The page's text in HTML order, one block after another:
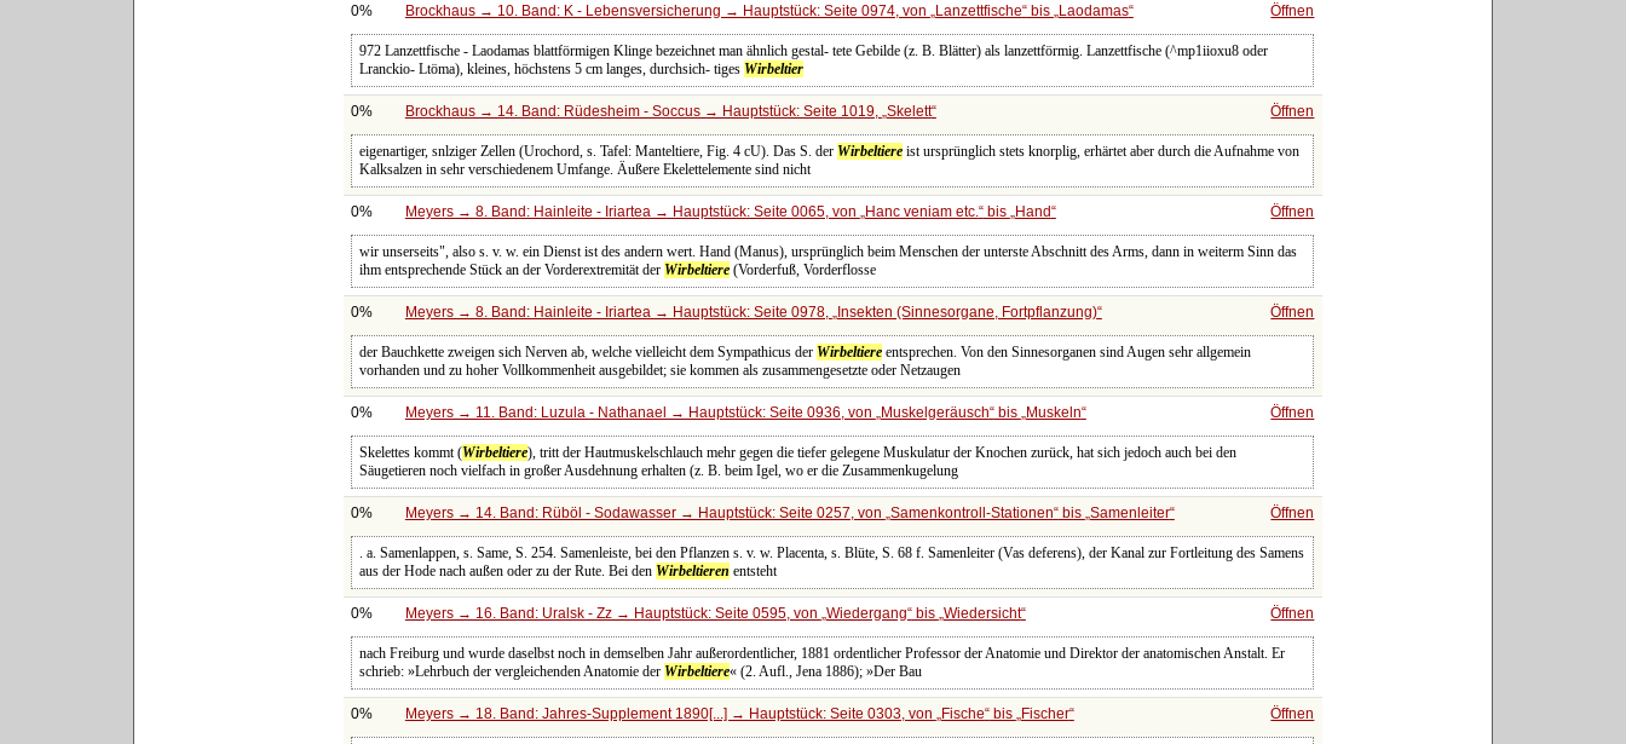
0% Brockhaus → 10. Band: K - Lebensversicherung → Hauptstück: Seite 0974, von Lanzettfische bis Laodamas Öffnen
972 Lanzettfische - Laodamas blattförmigen Klinge bezeichnet man ähnlich gestal- tete Gebilde (z. B. Blätter) als lanzettförmig. Lanzettfische (^mp1iioxu8 oder
Lranckio- Ltöma), kleines, höchstens 5 cm langes, durchsich- tiges Wirbeltier
0% Brockhaus → 14. Band: Rüdesheim - Soccus → Hauptstück: Seite 1019, Skelett Öffnen
eigenartiger, snlziger Zellen (Urochord, s. Tafel: Manteltiere, Fig. 4 cU). Das S. der Wirbeltiere ist ursprünglich stets knorplig, erhärtet aber durch die Aufnahme von
Kalksalzen in sehr verschiedenem Umfange. Äußere Ekelettelemente sind nicht
0% Meyers → 8. Band: Hainleite - Iriartea → Hauptstück: Seite 0065, von Hanc veniam etc. bis Hand Öffnen
wir unserseits", also s. v. w. ein Dienst ist des andern wert. Hand (Manus), ursprünglich beim Menschen der unterste Abschnitt des Arms, dann in weiterm Sinn das
ihm entsprechende Stück an der Vorderextremität der Wirbeltiere (Vorderfuß, Vorderflosse
0% Meyers → 8. Band: Hainleite - Iriartea → Hauptstück: Seite 0978, Insekten (Sinnesorgane, Fortpflanzung) Öffnen
der Bauchkette zweigen sich Nerven ab, welche vielleicht dem Sympathicus der Wirbeltiere entsprechen. Von den Sinnesorganen sind Augen sehr allgemein
vorhanden und zu hoher Vollkommenheit ausgebildet; sie kommen als zusammengesetzte oder Netzaugen
0% Meyers → 11. Band: Luzula - Nathanael → Hauptstück: Seite 0936, von Muskelgeräusch bis Muskeln Öffnen
Skelettes kommt (Wirbeltiere), tritt der Hautmuskelschlauch mehr gegen die tiefer gelegene Muskulatur der Knochen zurück, hat sich jedoch auch bei den
Säugetieren noch vielfach in großer Ausdehnung erhalten (z. B. beim Igel, wo er die Zusammenkugelung
0% Meyers → 14. Band: Rüböl - Sodawasser → Hauptstück: Seite 0257, von Samenkontroll-Stationen bis Samenleiter Öffnen
. a. Samenlappen, s. Same, S. 254. Samenleiste, bei den Pflanzen s. v. w. Placenta, s. Blüte, S. 68 f. Samenleiter (Vas deferens), der Kanal zur Fortleitung des Samens
aus der Hode nach außen oder zu der Rute. Bei den Wirbeltieren entsteht
0% Meyers → 16. Band: Uralsk - Zz → Hauptstück: Seite 0595, von Wiedergang bis Wiedersicht Öffnen
nach Freiburg und wurde daselbst noch in demselben Jahr außerordentlicher, 1881 ordentlicher Professor der Anatomie und Direktor der anatomischen Anstalt. Er
schrieb: »Lehrbuch der vergleichenden Anatomie der Wirbeltiere« (2. Aufl., Jena 1886); »Der Bau
0% Meyers → 18. Band: Jahres-Supplement 1890[...] → Hauptstück: Seite 0303, von Fische bis Fischer Öffnen